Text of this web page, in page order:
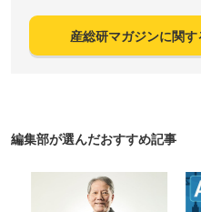
産総研マガジンに関
編集部が選んだおすすめ記事